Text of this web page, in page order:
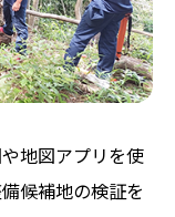
地図アプリを使
候補地の検証を